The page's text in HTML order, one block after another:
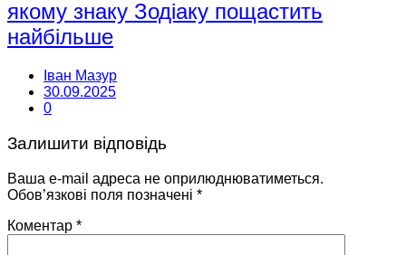
якому знаку Зодіаку пощастить
найбільше
Іван Мазур
30.09.2025
0
Залишити відповідь
Ваша e-mail адреса не оприлюднюватиметься.
Обов’язкові поля позначені *
Коментар *